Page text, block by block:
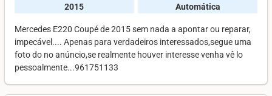
2015
Automática
Mercedes E220 Coupé de 2015 sem nada a apontar ou reparar,
impecável.... Apenas para verdadeiros interessados,segue uma
foto do no anúncio,se realmente houver interesse venha vê lo
pessoalmente...961751133